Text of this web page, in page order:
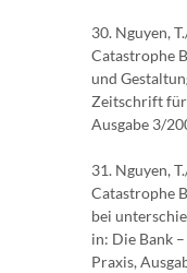
30. Nguyen,
Catastrophe
und
Zeitschrift
Ausgabe 3/
31. Nguyen,
Catastrophe
bei
in: Die Bank
Praxis,